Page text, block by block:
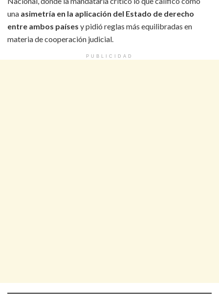
una asimetría en la aplicación del Estado de derecho
entre ambos países y pidió reglas más equilibradas en
materia de cooperación judicial.
PUBLICIDAD